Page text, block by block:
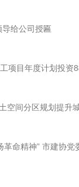
给公司授匾
项目年度计划投资
空间分区规划提升
革命精神” 市建协党